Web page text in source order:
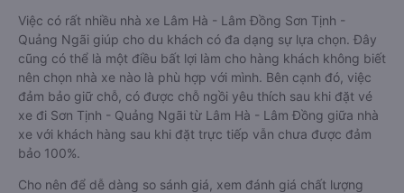
Việc có rất nhiều nhà xe Lâm Hà - Lâm Đồng Sơn Tịnh -
Quảng Ngãi giúp cho du khách có đa dạng sự lựa chọn. Đây
cũng có thể là một điều bất lợi làm cho hàng khách không biết
nên chọn nhà xe nào là phù hợp với mình. Bên cạnh đó, việc
đảm bảo giữ chỗ, có được chỗ ngồi yêu thích sau khi đặt vé
xe đi Sơn Tịnh - Quảng Ngãi từ Lâm Hà - Lâm Đồng giữa nhà
xe với khách hàng sau khi đặt trực tiếp vẫn chưa được đảm
bảo 100%.
Cho nên để dễ dàng so sánh giá, xem đánh giá chất lượng